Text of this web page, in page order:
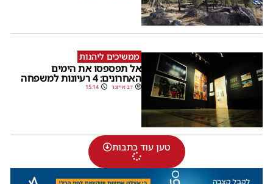
ממשיכים ליהנות
אל תפספסו את הימים
האחרונים: 4 רעיונות למשפחה
דב אייזנר 15:14
טען עוד כתבות